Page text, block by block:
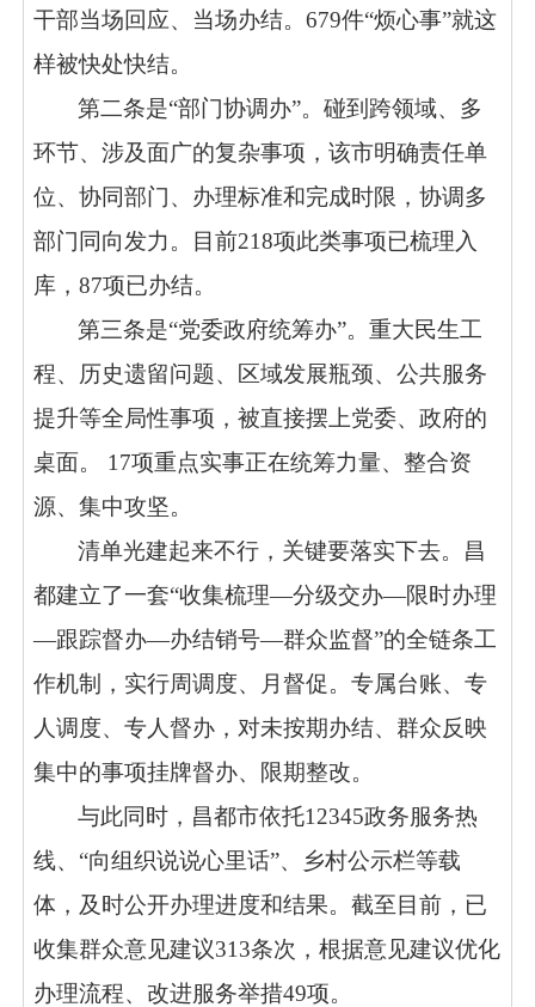
干部当场回应、当场办结。679件“烦心事”就这
样被快处快结。
第二条是“部门协调办”。碰到跨领域、多
环节、涉及面广的复杂事项，该市明确责任单
位、协同部门、办理标准和完成时限，协调多
部门同向发力。目前218项此类事项已梳理入
库，87项已办结。
第三条是“党委政府统筹办”。重大民生工
程、历史遗留问题、区域发展瓶颈、公共服务
提升等全局性事项，被直接摆上党委、政府的
桌面。 17项重点实事正在统筹力量、整合资
源、集中攻坚。
清单光建起来不行，关键要落实下去。昌
都建立了一套“收集梳理—分级交办—限时办理
—跟踪督办—办结销号—群众监督”的全链条工
作机制，实行周调度、月督促。专属台账、专
人调度、专人督办，对未按期办结、群众反映
集中的事项挂牌督办、限期整改。
与此同时，昌都市依托12345政务服务热
线、“向组织说说心里话”、乡村公示栏等载
体，及时公开办理进度和结果。截至目前，已
收集群众意见建议313条次，根据意见建议优化
办理流程、改进服务举措49项。